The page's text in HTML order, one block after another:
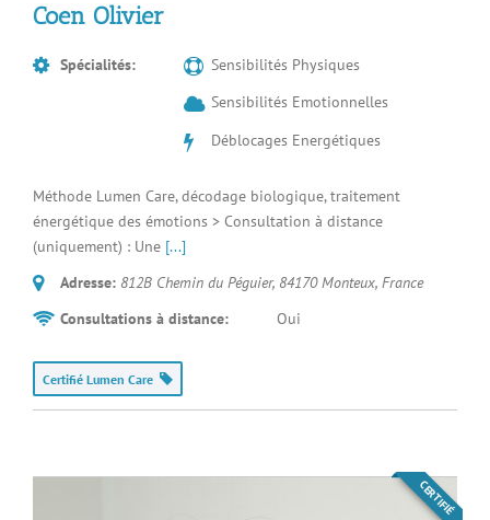
Coen Olivier
Spécialités:
Sensibilités Physiques
Sensibilités Emotionnelles
Déblocages Energétiques
Méthode Lumen Care, décodage biologique, traitement
énergétique des émotions > Consultation à distance
(uniquement) : Une [...]
Adresse: 812B Chemin du Péguier, 84170 Monteux, France
Consultations à distance:
Oui
Certifié Lumen Care
CERTIFIÉ